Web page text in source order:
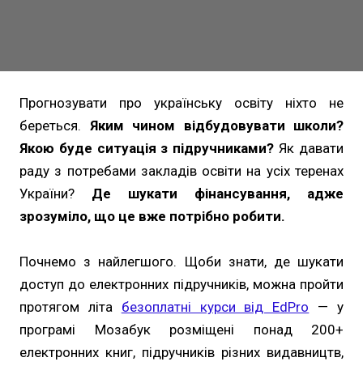
Прогнозувати про українську освіту ніхто не
береться. Яким чином відбудовувати школи?
Якою буде ситуація з підручниками? Як давати
раду з потребами закладів освіти на усіх теренах
України? Де шукати фінансування, адже
зрозуміло, що це вже потрібно робити.
Почнемо з найлегшого. Щоби знати, де шукати
доступ до електронних підручників, можна пройти
протягом літа безоплатні курси від EdPro — у
програмі Мозабук розміщені понад 200+
електронних книг, підручників різних видавництв,